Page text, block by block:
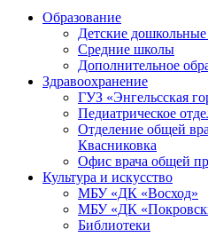
Образование
Детские
Средние школы
Дополнительное
Здравоохранение
ГУЗ «Энгельсская
Педиатрическое
Отделение общей
Квасниковка
Офис врача общей
Культура и искусство
МБУ «ДК «Восход»
МБУ «ДК
Библиотеки